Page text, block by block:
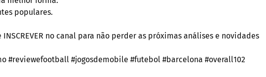
populares.
no canal para não perder as próximas análises e novidades
#reviewefootball #jogosdemobile #futebol #barcelona #overall102